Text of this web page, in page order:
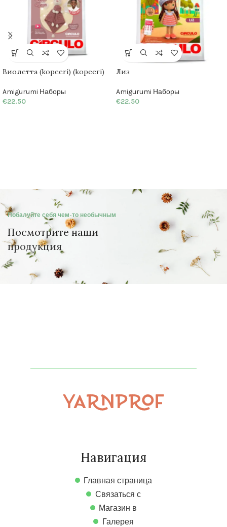
Виолетта (kopeeri) (kopeeri)
Amigurumi Наборы
€22.50
РАСП
Лиз
Amigurumi Наборы
€22.50
Побалуйте себя чем-то необычным
Посмотрите наши
продукция
Навигация
Главная страница
Связаться с
Магазин в
Галерея